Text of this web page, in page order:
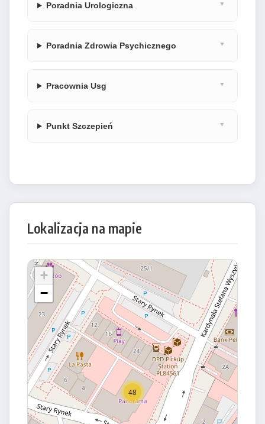
Poradnia Urologiczna
Poradnia Zdrowia Psychicznego
Pracownia Usg
Punkt Szczepień
Lokalizacja na mapie
48
+
−